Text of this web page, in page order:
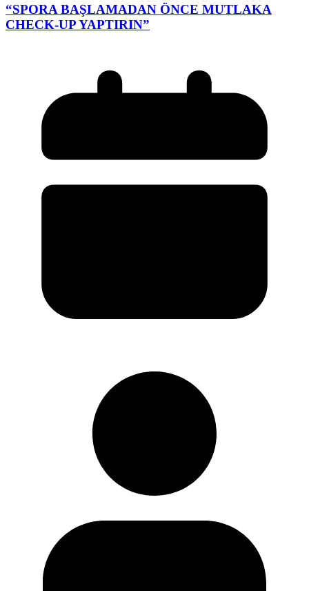
“SPORA BAŞLAMADAN ÖNCE MUTLAKA
CHECK-UP YAPTIRIN”